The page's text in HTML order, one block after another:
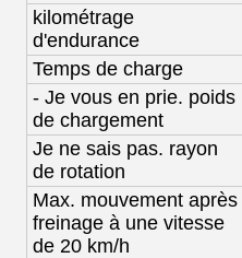
kilométrage
d'endurance
Temps de charge
- Je vous en prie. poids
de chargement
Je ne sais pas. rayon
de rotation
Max. mouvement après
freinage à une vitesse
de 20 km/h